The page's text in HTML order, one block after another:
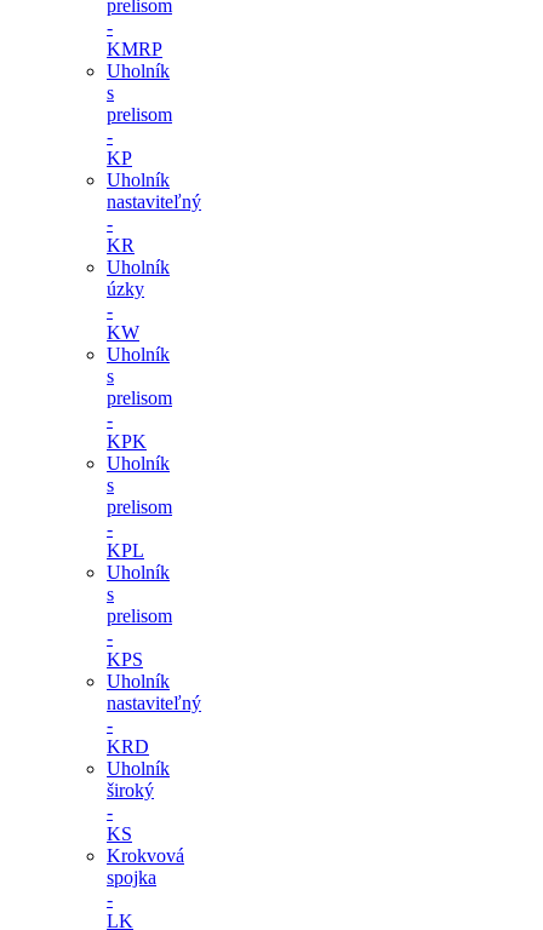
prelisom
-
KMRP
Uholník
s
prelisom
-
KP
Uholník
nastaviteľný
-
KR
Uholník
úzky
-
KW
Uholník
s
prelisom
-
KPK
Uholník
s
prelisom
-
KPL
Uholník
s
prelisom
-
KPS
Uholník
nastaviteľný
-
KRD
Uholník
široký
-
KS
Krokvová
spojka
-
LK